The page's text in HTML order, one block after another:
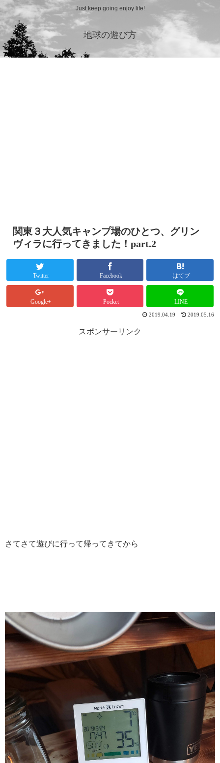
Just keep going enjoy life!
地球の遊び方
関東３大人気キャンプ場のひとつ、グリン
ヴィラに行ってきました！part.2
Twitter Facebook はてブ
Google+ Pocket LINE
2019.04.19 2019.05.16
スポンサーリンク
さてさて遊びに行って帰ってきてから